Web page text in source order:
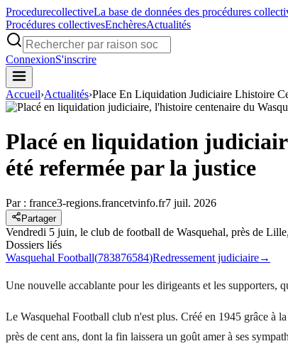
ProcedurecollectiveLa base de données des procédures
Procédures collectivesEnchèresActualités
ConnexionS'inscrire
Accueil›Actualités›Place En Liquidation Judiciaire Lhistoire
Placé en liquidation
été refermée par la justice
Par : france3-regions.francetvinfo.fr7 juil. 2026
Partager
Vendredi 5 juin, le club de football de Wasquehal, près de
Dossiers liés
Wasquehal Football(783876584)Redressement judiciaire→
Une nouvelle accablante pour les dirigeants et les supporters,
Le Wasquehal Football club n'est plus. Créé en 1945 grâce à
près de cent ans, dont la fin laissera un goût amer à ses